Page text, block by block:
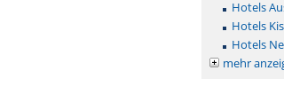
Hotels
Hotels
Hotels
mehr